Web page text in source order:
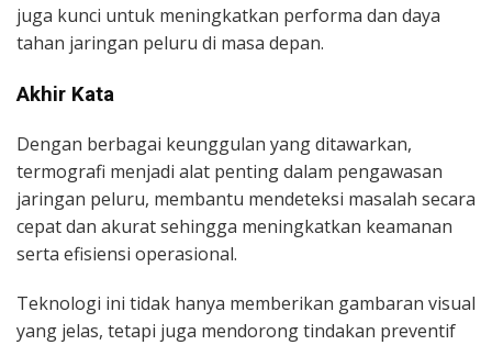
juga kunci untuk meningkatkan performa dan daya
tahan jaringan peluru di masa depan.
Akhir Kata
Dengan berbagai keunggulan yang ditawarkan,
termografi menjadi alat penting dalam pengawasan
jaringan peluru, membantu mendeteksi masalah secara
cepat dan akurat sehingga meningkatkan keamanan
serta efisiensi operasional.
Teknologi ini tidak hanya memberikan gambaran visual
yang jelas, tetapi juga mendorong tindakan preventif